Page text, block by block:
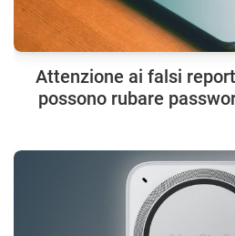
Attenzione ai falsi
possono rubare